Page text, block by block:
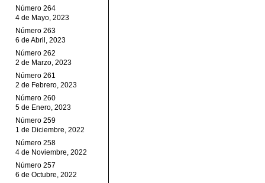
Número 264
4 de Mayo, 2023
Número 263
6 de Abril, 2023
Número 262
2 de Marzo, 2023
Número 261
2 de Febrero, 2023
Número 260
5 de Enero, 2023
Número 259
1 de Diciembre, 2022
Número 258
4 de Noviembre, 2022
Número 257
6 de Octubre, 2022